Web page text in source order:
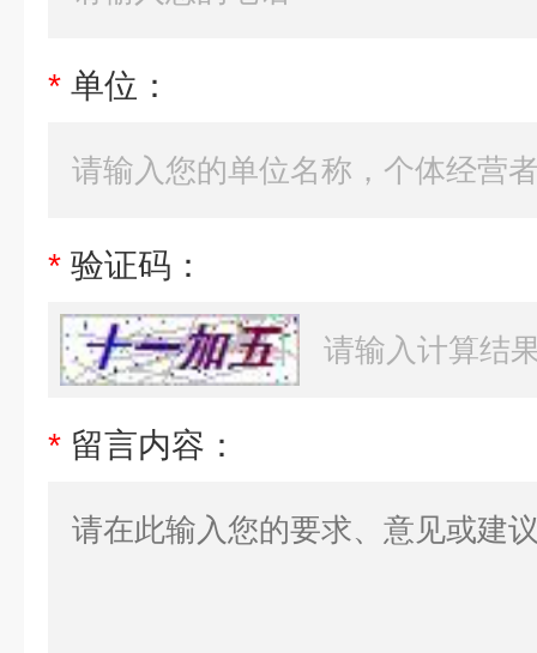
* 单位：
* 验证码：
* 留言内容：